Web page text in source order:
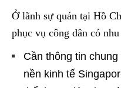
Ở lãnh sự quán tại Hồ
phục vụ công dân có
Cần thông tin
nền kinh tế